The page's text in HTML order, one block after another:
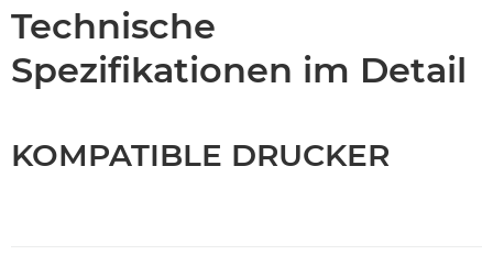
Technische
Spezifikationen im Detail
KOMPATIBLE DRUCKER